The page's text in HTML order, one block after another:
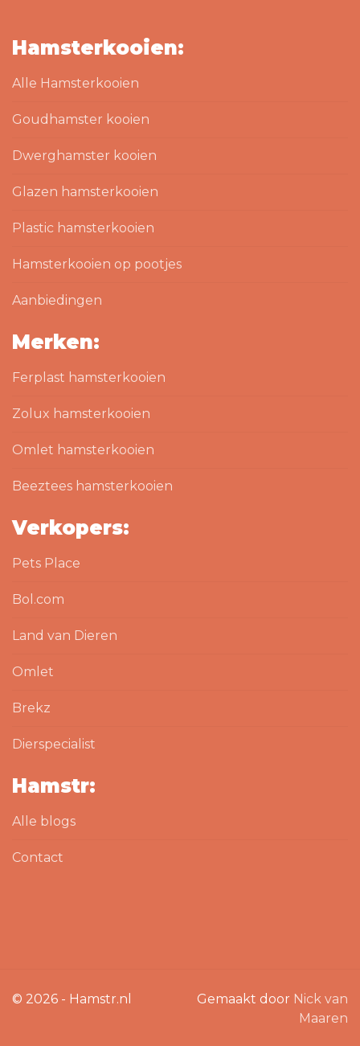
Hamsterkooien:
Alle Hamsterkooien
Goudhamster kooien
Dwerghamster kooien
Glazen hamsterkooien
Plastic hamsterkooien
Hamsterkooien op pootjes
Aanbiedingen
Merken:
Ferplast hamsterkooien
Zolux hamsterkooien
Omlet hamsterkooien
Beeztees hamsterkooien
Verkopers:
Pets Place
Bol.com
Land van Dieren
Omlet
Brekz
Dierspecialist
Hamstr:
Alle blogs
Contact
© 2026 - Hamstr.nl Gemaakt door Nick van
Maaren